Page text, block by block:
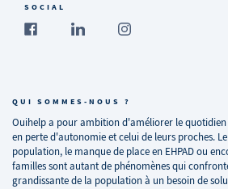
SOCIAL
QUI SOMMES-NOUS ?
Ouihelp a pour ambition d'améliorer le quotidien
en perte d'autonomie et celui de leurs proches.
population, le manque de place en EHPAD ou
familles sont autant de phénomènes qui
grandissante de la population à un besoin de